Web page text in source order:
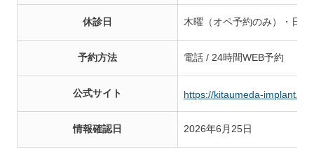
休診日 木曜（オペ予約のみ）・日曜
予約方法 電話 / 24時間WEB予約
公式サイト https://kitaumeda-
情報確認日 2026年6月25日